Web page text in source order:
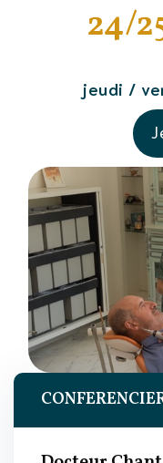
24/
jeudi /